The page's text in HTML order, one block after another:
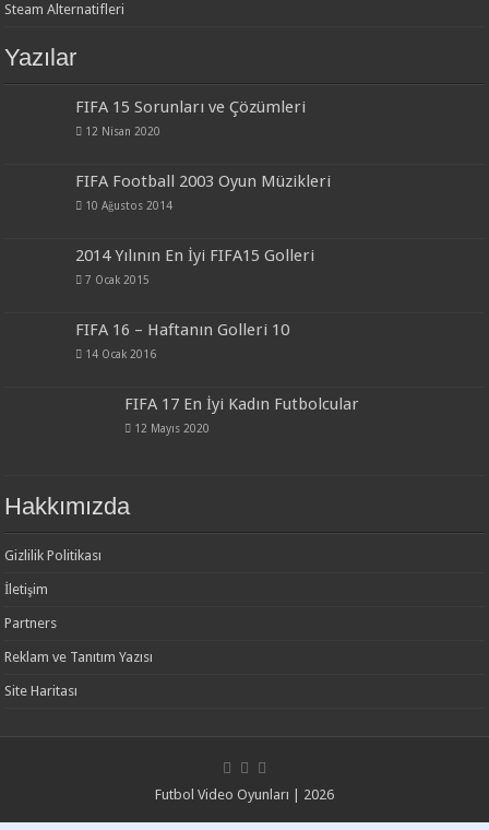
Steam Alternatifleri
Yazılar
FIFA 15 Sorunları ve Çözümleri
12 Nisan 2020
FIFA Football 2003 Oyun Müzikleri
10 Ağustos 2014
2014 Yılının En İyi FIFA15 Golleri
7 Ocak 2015
FIFA 16 – Haftanın Golleri 10
14 Ocak 2016
FIFA 17 En İyi Kadın Futbolcular
12 Mayıs 2020
Hakkımızda
Gizlilik Politikası
İletişim
Partners
Reklam ve Tanıtım Yazısı
Site Haritası
Futbol Video Oyunları | 2026